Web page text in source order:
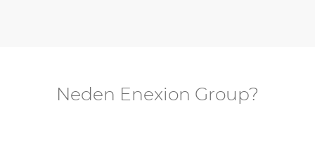
Neden Enexion Group?